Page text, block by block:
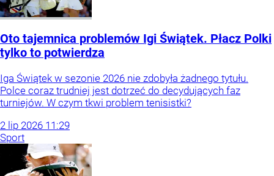
Oto tajemnica problemów Igi Świątek. Płacz Polki
tylko to potwierdza
Iga Świątek w sezonie 2026 nie zdobyła żadnego tytułu.
Polce coraz trudniej jest dotrzeć do decydujących faz
turniejów. W czym tkwi problem tenisistki?
2 lip 2026 11:29
Sport